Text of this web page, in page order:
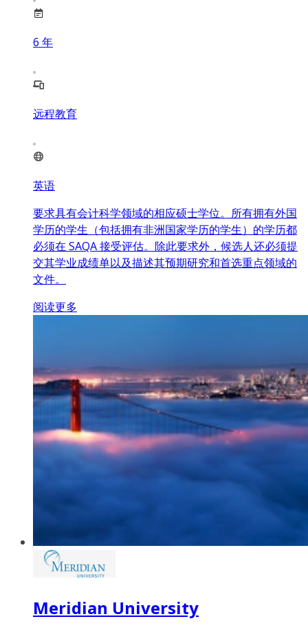
6 年
远程教育
英语
要求具有会计科学领域的相应硕士学位。所有拥有外国
学历的学生（包括拥有非洲国家学历的学生）的学历都
必须在 SAQA 接受评估。除此要求外，候选人还必须提
交其学业成绩单以及描述其预期研究和首选重点领域的
文件。
阅读更多
Meridian University